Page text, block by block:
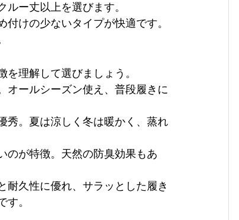
ー丈以上を選びます。
付けの少ないタイプが快適です。
理解して選びましょう。
オールシーズン使え、普段履きに
秀。夏は涼しく冬は暖かく、蒸れ
のが特徴。天然の防臭効果もあ
耐久性に優れ、サラッとした履き
。